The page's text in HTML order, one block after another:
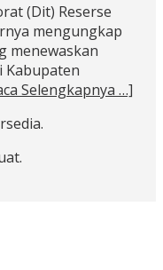
(Dit) Reserse
mengungkap
menewaskan
Kabupaten
Selengkapnya …]